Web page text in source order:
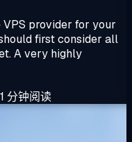
VPS provider for your
first consider all
A very highly
分钟阅读